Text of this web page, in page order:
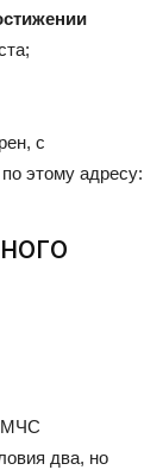
с
этому адресу:
МЧС
два, но